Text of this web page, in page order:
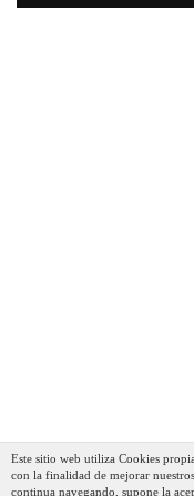
Este sitio web utiliza Cookies
con la finalidad de mejorar
continua navegando, supone la